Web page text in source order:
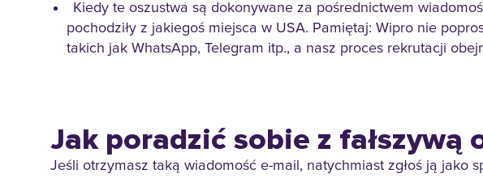
Kiedy te oszustwa są dokonywane za pośrednictwem
pochodziły z jakiegoś miejsca w USA. Pamiętaj: Wipro nie
takich jak WhatsApp, Telegram itp., a nasz proces rekrutacji
Jak poradzić sobie z fałszywą
Jeśli otrzymasz taką wiadomość e-mail, natychmiast zgłoś ją jako